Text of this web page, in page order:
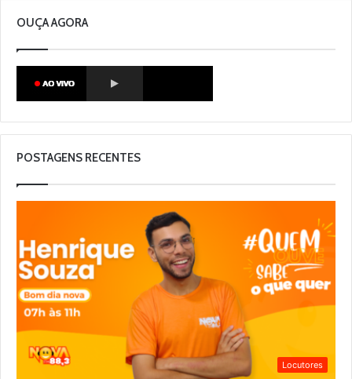
OUÇA AGORA
POSTAGENS RECENTES
Locutores